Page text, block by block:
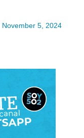
November 5, 2024